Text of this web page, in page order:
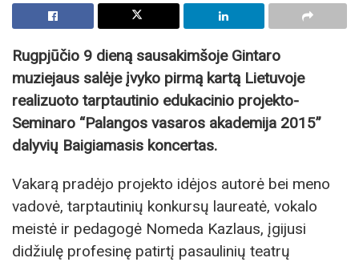
Rugpjūčio 9 dieną sausakimšoje Gintaro
muziejaus salėje įvyko pirmą kartą Lietuvoje
realizuoto tarptautinio edukacinio projekto-
Seminaro “Palangos vasaros akademija 2015”
dalyvių Baigiamasis koncertas.
Vakarą pradėjo projekto idėjos autorė bei meno
vadovė, tarptautinių konkursų laureatė, vokalo
meistė ir pedagogė Nomeda Kazlaus, įgijusi
didžiulę profesinę patirtį pasaulinių teatrų